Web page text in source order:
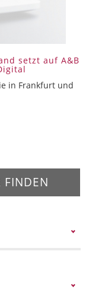
setzt auf A&B
in Frankfurt und
FINDEN